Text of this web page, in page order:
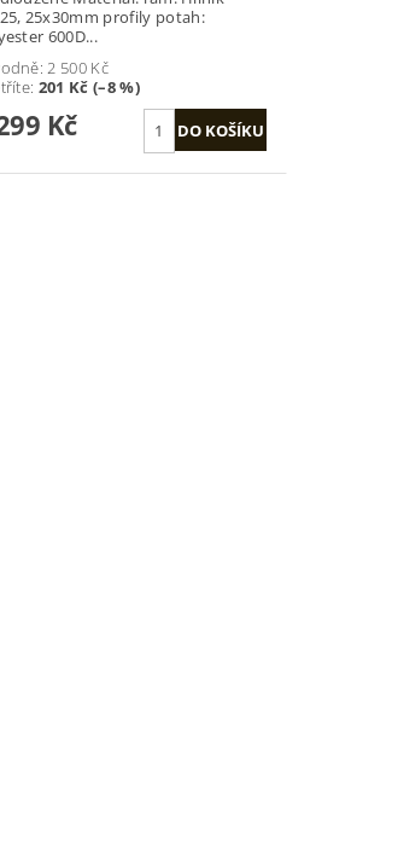
25x30mm profily potah:
Polyester 600D...
2 500 Kč
: 201 Kč (–8 %)
Kč